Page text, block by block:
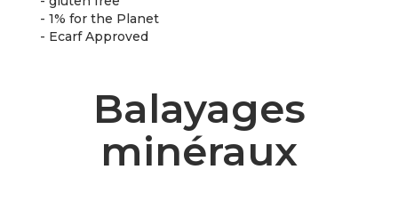
- 1% for the Planet
- Ecarf Approved
Balayages
minéraux